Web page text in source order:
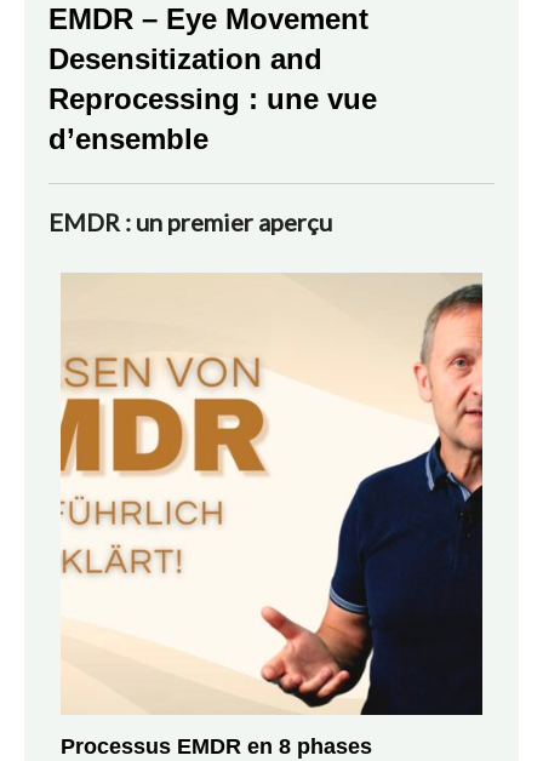
EMDR – Eye Movement
Desensitization and
Reprocessing : une vue
d’ensemble
EMDR : un premier aperçu
Processus EMDR en 8 phases